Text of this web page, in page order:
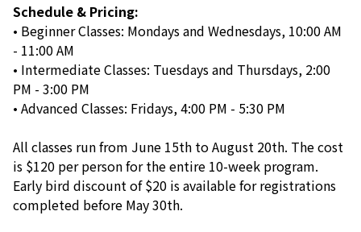
Schedule & Pricing:
• Beginner Classes: Mondays and Wednesdays, 10:00 AM
- 11:00 AM
• Intermediate Classes: Tuesdays and Thursdays, 2:00
PM - 3:00 PM
• Advanced Classes: Fridays, 4:00 PM - 5:30 PM
All classes run from June 15th to August 20th. The cost
is $120 per person for the entire 10-week program.
Early bird discount of $20 is available for registrations
completed before May 30th.